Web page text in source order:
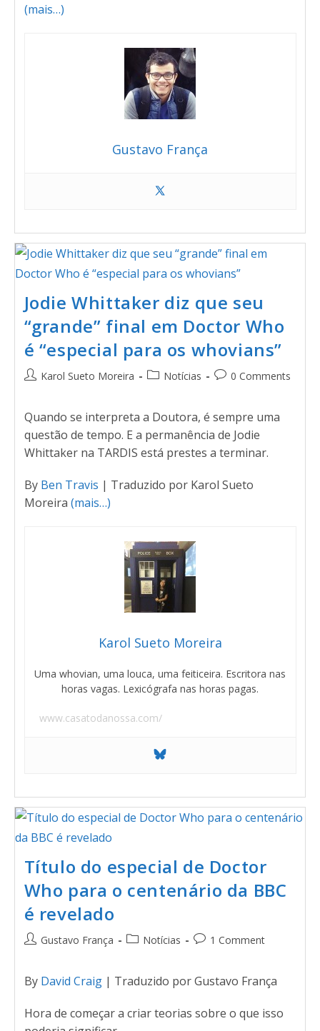
(mais…)
Gustavo França
Jodie Whittaker diz que seu
“grande” final em Doctor Who
é “especial para os whovians”
Karol Sueto Moreira Notícias 0 Comments
Quando se interpreta a Doutora, é sempre uma
questão de tempo. E a permanência de Jodie
Whittaker na TARDIS está prestes a terminar.
By Ben Travis | Traduzido por Karol Sueto
Moreira (mais…)
Karol Sueto Moreira
Uma whovian, uma louca, uma feiticeira. Escritora nas
horas vagas. Lexicógrafa nas horas pagas.
www.casatodanossa.com/
Título do especial de Doctor
Who para o centenário da BBC
é revelado
Gustavo França Notícias 1 Comment
By David Craig| Traduzido por Gustavo França
Hora de começar a criar teorias sobre o que isso